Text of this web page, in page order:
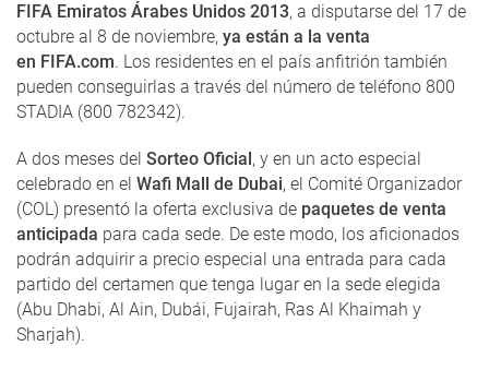
FIFA Emiratos Árabes Unidos 2013, a disputarse del 17 de
octubre al 8 de noviembre, ya están a la venta
en FIFA.com. Los residentes en el país anfitrión también
pueden conseguirlas a través del número de teléfono 800
STADIA (800 782342).
A dos meses del Sorteo Oficial, y en un acto especial
celebrado en el Wafi Mall de Dubai, el Comité Organizador
(COL) presentó la oferta exclusiva de paquetes de venta
anticipada para cada sede. De este modo, los aficionados
podrán adquirir a precio especial una entrada para cada
partido del certamen que tenga lugar en la sede elegida
(Abu Dhabi, Al Ain, Dubái, Fujairah, Ras Al Khaimah y
Sharjah).